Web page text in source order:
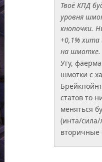
Твоё КПД
уровня
кнопочки.
+0,1%
на шмотке.
Угу,
шмотки с
статов то
меняться
(инта/сила/
вторичные